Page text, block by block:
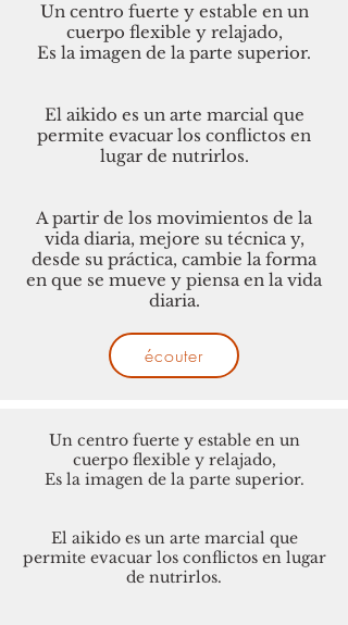
Un centro fuerte y estable en un
cuerpo flexible y relajado,
Es la imagen de la parte superior.
El aikido es un arte marcial que
permite evacuar los conflictos en
lugar de nutrirlos.
A partir de los movimientos de la
vida diaria, mejore su técnica y,
desde su práctica, cambie la forma
en que se mueve y piensa en la vida
diaria.
écouter
Un centro fuerte y estable en un
cuerpo flexible y relajado,
Es la imagen de la parte superior.
El aikido es un arte marcial que
permite evacuar los conflictos en lugar
de nutrirlos.